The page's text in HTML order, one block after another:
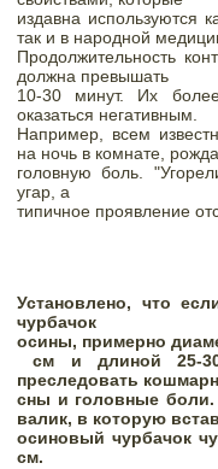
издавна используются
так и в народной
Продолжительность
должна превышать
10-30 минут. Их
оказаться негативным.
Например, всем
на ночь в комнате,
головную боль.
угар, а
типичное проявление
Установлено, что
чурбачок
осины, примерно
см и длиной 25-30 см. то ночью вас не будут
преследовать
сны и головные
валик, в которую
осиновый чурбачок
см.